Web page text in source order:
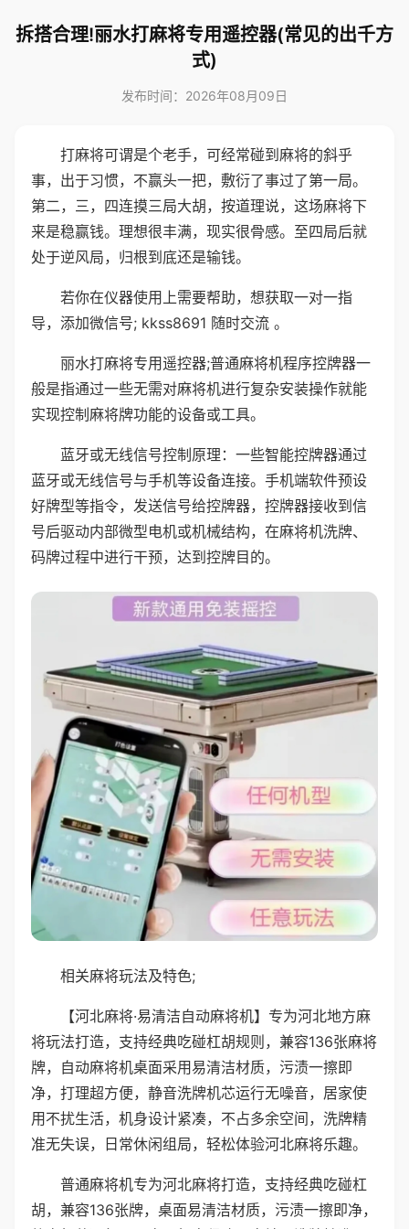
拆搭合理!丽水打麻将专用遥控器(常见的出千方
式)
发布时间：2026年08月09日
打麻将可谓是个老手，可经常碰到麻将的斜乎
事，出于习惯，不赢头一把，敷衍了事过了第一局。
第二，三，四连摸三局大胡，按道理说，这场麻将下
来是稳赢钱。理想很丰满，现实很骨感。至四局后就
处于逆风局，归根到底还是输钱。
若你在仪器使用上需要帮助，想获取一对一指
导，添加微信号; kkss8691 随时交流 。
丽水打麻将专用遥控器;普通麻将机程序控牌器一
般是指通过一些无需对麻将机进行复杂安装操作就能
实现控制麻将牌功能的设备或工具。
蓝牙或无线信号控制原理：一些智能控牌器通过
蓝牙或无线信号与手机等设备连接。手机端软件预设
好牌型等指令，发送信号给控牌器，控牌器接收到信
号后驱动内部微型电机或机械结构，在麻将机洗牌、
码牌过程中进行干预，达到控牌目的。
相关麻将玩法及特色;
【河北麻将·易清洁自动麻将机】专为河北地方麻
将玩法打造，支持经典吃碰杠胡规则，兼容136张麻将
牌，自动麻将机桌面采用易清洁材质，污渍一擦即
净，打理超方便，静音洗牌机芯运行无噪音，居家使
用不扰生活，机身设计紧凑，不占多余空间，洗牌精
准无失误，日常休闲组局，轻松体验河北麻将乐趣。
普通麻将机专为河北麻将打造，支持经典吃碰杠
胡，兼容136张牌，桌面易清洁材质，污渍一擦即净，